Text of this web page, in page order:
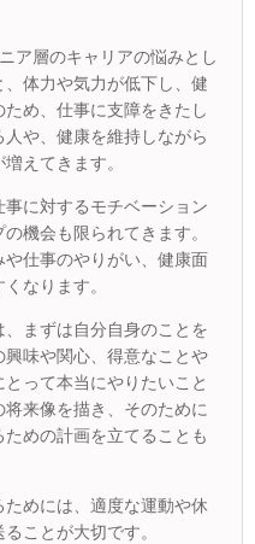
ア層のキャリアの悩みとし
体力や気力が低下し、健
め、仕事に支障をきたし
や、健康を維持しながら
えてきます。
に対するモチベーション
機会も限られてきます。
仕事のやりがい、健康面
なります。
まずは自分自身のことを
味や関心、得意なことや
って本当にやりたいこと
来像を描き、そのために
めの計画を立てることも
めには、適度な運動や休
ことが大切です。